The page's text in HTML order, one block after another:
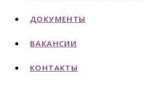
ДОКУМЕНТЫ
ВАКАНСИИ
КОНТАКТЫ